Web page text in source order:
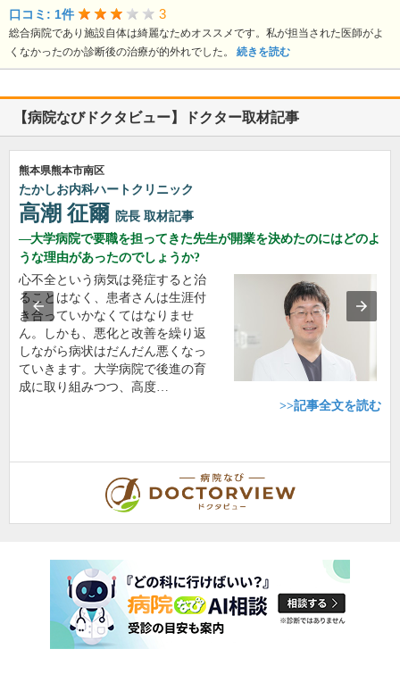
口コミ: 1件 3
総合病院であり施設自体は綺麗なためオススメです。私が担当された医師がよ
くなかったのか診断後の治療が的外れでした。 続きを読む
【病院なびドクタビュー】ドクター取材記事
熊本県熊本市南区
たかしお内科ハートクリニック
高潮 征爾 院長 取材記事
大学病院で要職を担ってきた先生が開業を決めたのにはどのよ
うな理由があったのでしょうか?
心不全という病気は発症すると治
ることはなく、患者さんは生涯付
き合っていかなくてはなりませ
ん。しかも、悪化と改善を繰り返
しながら病状はだんだん悪くなっ
ていきます。大学病院で後進の育
成に取り組みつつ、高度…
>>記事全文を読む